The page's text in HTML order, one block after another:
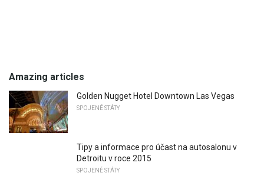
Amazing articles
Golden Nugget Hotel Downtown Las Vegas
SPOJENÉ STÁTY
Tipy a informace pro účast na autosalonu v
Detroitu v roce 2015
SPOJENÉ STÁTY